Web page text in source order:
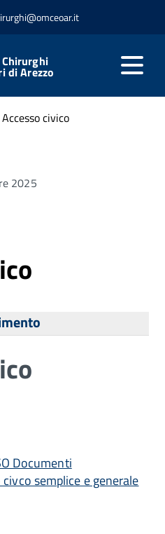
di Arezzo
Accesso civico
2025
Documenti
semplice e generale